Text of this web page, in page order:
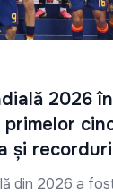
2026
primelor
și
din 2026 a